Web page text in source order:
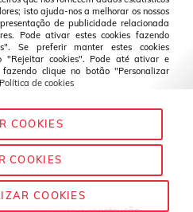
Mudança
isto ajuda-nos a melhorar os nossos
de publicidade relacionada
Pode ativar estes cookies fazendo
Se preferir manter estes cookies
"Rejeitar cookies". Pode até ativar e
clique no botão "Personalizar
Política de cookies
COOKIES
COOKIES
COOKIES